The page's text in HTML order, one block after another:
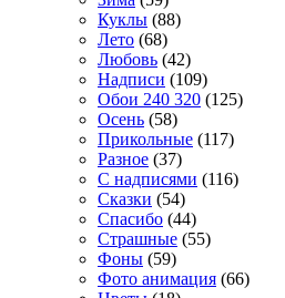
Куклы (88)
Лето (68)
Любовь (42)
Надписи (109)
Обои 240 320 (125)
Осень (58)
Прикольные (117)
Разное (37)
С надписями (116)
Сказки (54)
Спасибо (44)
Страшные (55)
Фоны (59)
Фото анимация (66)